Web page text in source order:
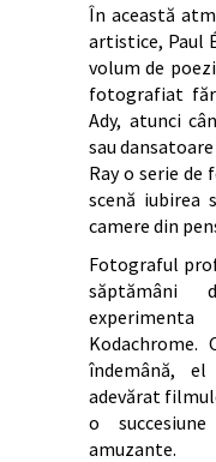
În această
artistice, Paul
volum de
fotografiat
Ady, atunci
sau
Ray o serie
scenă iubirea
camere din
Fotograful
săptămâni
îndemână,
adevărat
o
amuzante.